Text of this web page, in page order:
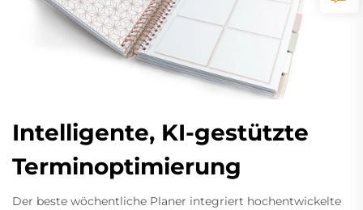
Intelligente, KI-gestützte
Terminoptimierung
Der beste wöchentliche Planer integriert hochentwickelte